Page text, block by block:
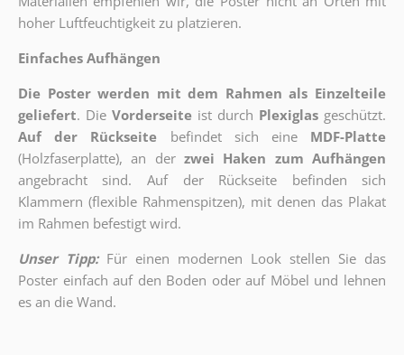
hoher Luftfeuchtigkeit zu platzieren.
Einfaches Aufhängen
Die Poster werden mit dem Rahmen als Einzelteile
geliefert. Die Vorderseite ist durch Plexiglas geschützt.
Auf der Rückseite
befindet sich eine
MDF-Platte
(Holzfaserplatte), an der zwei Haken zum Aufhängen
angebracht sind.
Auf der Rückseite befinden sich
Klammern (flexible Rahmenspitzen), mit denen das Plakat
im Rahmen befestigt wird.
Unser Tipp: Für einen modernen Look stellen Sie das
Poster einfach auf den Boden oder auf Möbel und lehnen
es an die Wand.